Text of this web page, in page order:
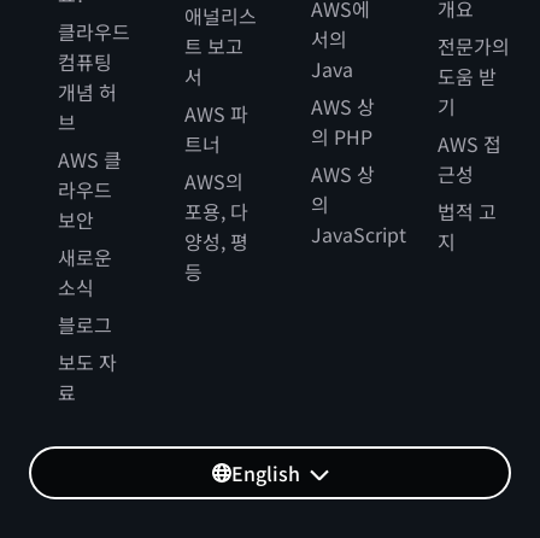
클라우드
컴퓨팅
개념 허
브
AWS 클
라우드
보안
새로운
소식
블로그
보도 자
료
애널리스
트 보고
서
AWS 파
트너
AWS의
포용, 다
양성, 평
등
AWS에
서의
Java
AWS 상
의 PHP
AWS 상
의
JavaScript
개요
전문가의
도움 받
기
AWS 접
근성
법적 고
지
English